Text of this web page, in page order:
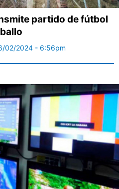
partido de fútbol
02/2024 - 6:56pm